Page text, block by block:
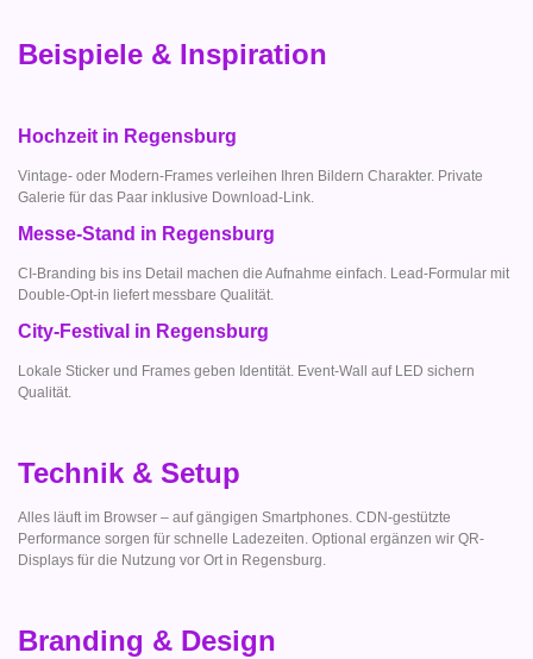
Beispiele & Inspiration
Hochzeit in Regensburg
Vintage- oder Modern-Frames verleihen Ihren Bildern Charakter. Private
Galerie für das Paar inklusive Download-Link.
Messe-Stand in Regensburg
CI-Branding bis ins Detail machen die Aufnahme einfach. Lead-Formular mit
Double-Opt-in liefert messbare Qualität.
City-Festival in Regensburg
Lokale Sticker und Frames geben Identität. Event-Wall auf LED sichern
Qualität.
Technik & Setup
Alles läuft im Browser – auf gängigen Smartphones. CDN-gestützte
Performance sorgen für schnelle Ladezeiten. Optional ergänzen wir QR-
Displays für die Nutzung vor Ort in Regensburg.
Branding & Design